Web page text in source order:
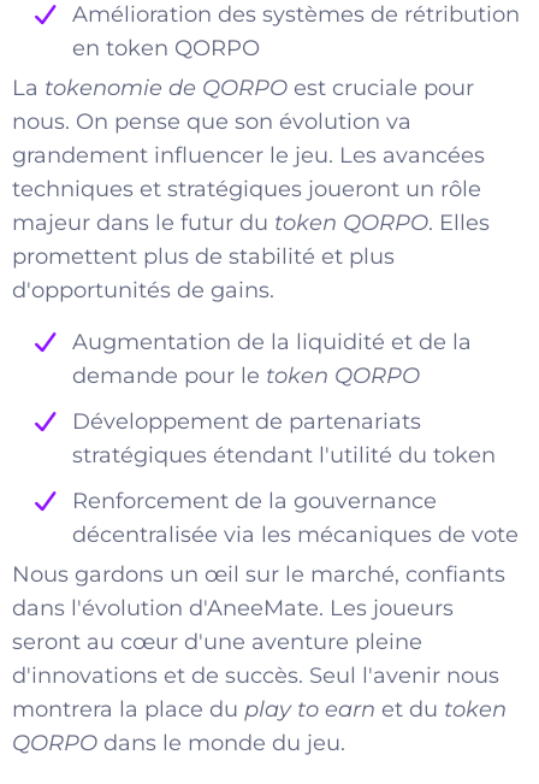
Amélioration des systèmes de rétribution
en token QORPO
La tokenomie de QORPO est cruciale pour
nous. On pense que son évolution va
grandement influencer le jeu. Les avancées
techniques et stratégiques joueront un rôle
majeur dans le futur du token QORPO. Elles
promettent plus de stabilité et plus
d'opportunités de gains.
Augmentation de la liquidité et de la
demande pour le token QORPO
Développement de partenariats
stratégiques étendant l'utilité du token
Renforcement de la gouvernance
décentralisée via les mécaniques de vote
Nous gardons un œil sur le marché, confiants
dans l'évolution d'AneeMate. Les joueurs
seront au cœur d'une aventure pleine
d'innovations et de succès. Seul l'avenir nous
montrera la place du play to earn et du token
QORPO dans le monde du jeu.